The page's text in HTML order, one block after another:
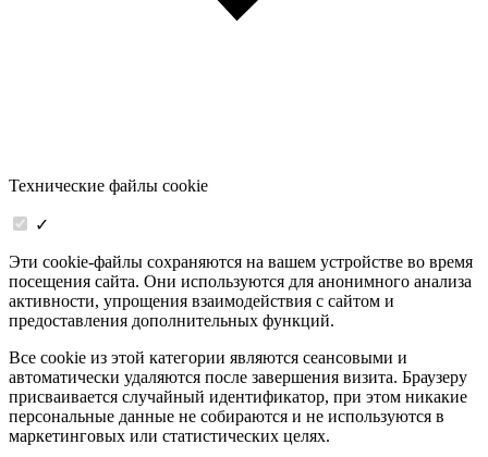
Технические файлы cookie
✓
Эти cookie-файлы сохраняются на вашем устройстве во время
посещения сайта. Они используются для анонимного анализа
активности, упрощения взаимодействия с сайтом и
предоставления дополнительных функций.
Все cookie из этой категории являются сеансовыми и
автоматически удаляются после завершения визита. Браузеру
присваивается случайный идентификатор, при этом никакие
персональные данные не собираются и не используются в
маркетинговых или статистических целях.